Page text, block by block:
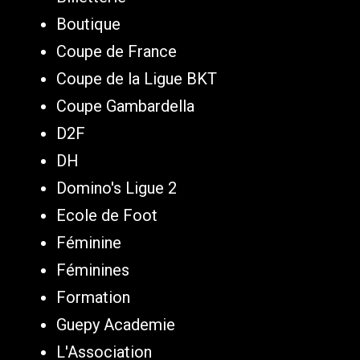
Boutique
Coupe de France
Coupe de la Ligue BKT
Coupe Gambardella
D2F
DH
Domino's Ligue 2
Ecole de Foot
Féminine
Féminines
Formation
Guepy Academie
L'Association